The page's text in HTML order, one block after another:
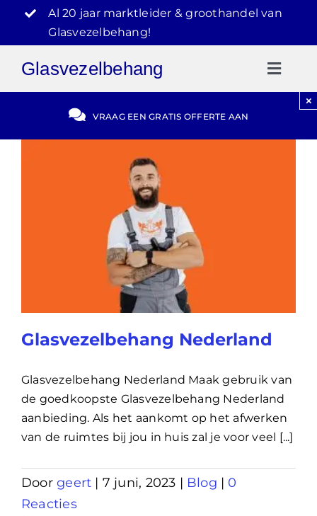
inhoud
Al 20 jaar marktleider & groothandel van
Glasvezelbehang!
Glasvezelbehang
Gratis Offerte
VRAAG EEN GRATIS OFFERTE AAN
×
Glasvezelbehang Nederland
Glasvezelbehang Nederland Maak gebruik van
de goedkoopste Glasvezelbehang Nederland
aanbieding. Als het aankomt op het afwerken
van de ruimtes bij jou in huis zal je voor veel [...]
Doorgeert | 7 juni, 2023 | Blog | 0
Reacties